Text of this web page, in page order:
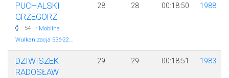
PUCHALSKI
GRZEGORZ
54 · Mobilna
Wulkanizacja 536-22...
28 28 00:18:50 1988
DZIWISZEK
RADOSŁAW
29 29 00:18:51 1983